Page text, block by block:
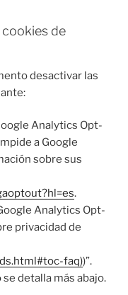
de
desactivar las
Analytics Opt-
a Google
sobre sus
.
Analytics Opt-
privacidad de
faq))”.
detalla más abajo.